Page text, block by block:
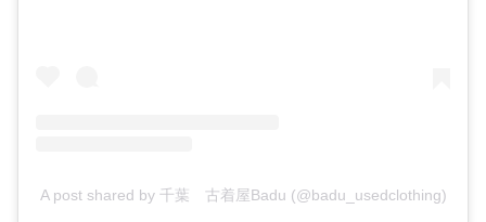
A post shared by 千葉 古着屋Badu (@badu_usedclothing)